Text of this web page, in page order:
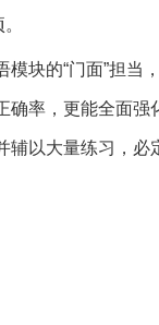
的“门面”担当，
确率，更能全面强
辅以大量练习，必